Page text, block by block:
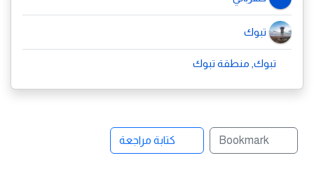
تبوك
تبوك, منطقة تبوك
Bookmark كتابة مراجعة